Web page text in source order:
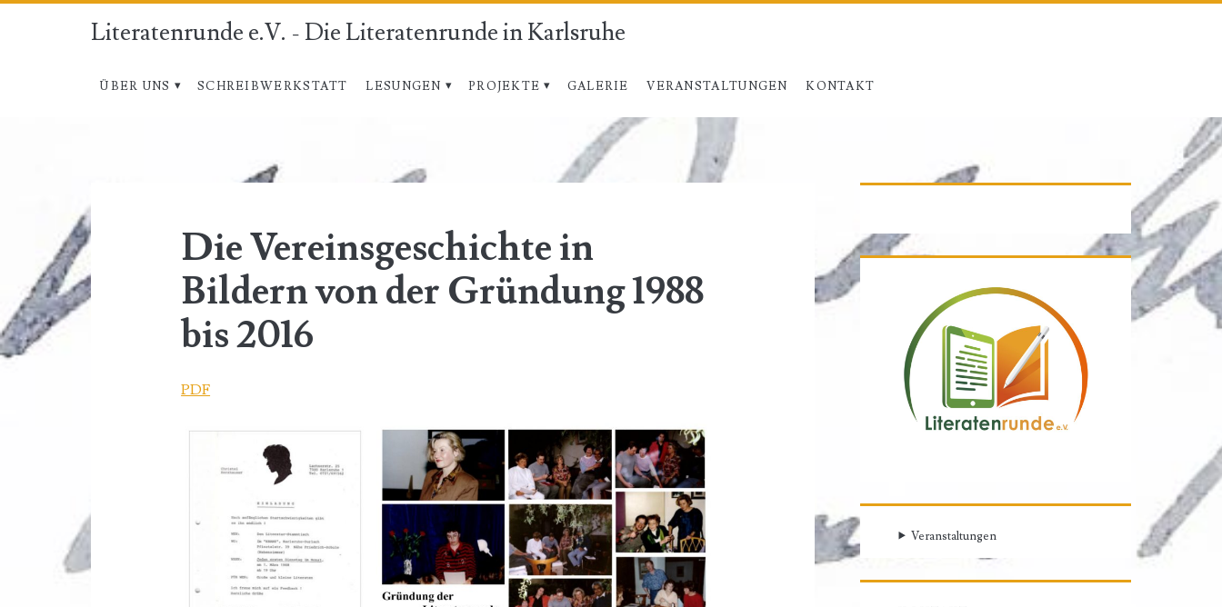
Literatenrunde e.V. - Die Literatenrunde in Karlsruhe
ÜBER UNS SCHREIBWERKSTATT LESUNGEN PROJEKTE GALERIE VERANSTALTUNGEN KONTAKT
Kategorie:
<span>Vereinsgeschichte</span>
Die Vereinsgeschichte in
Bildern von der Gründung 1988
bis 2016
PDF
Seitenleiste
Veranstaltungen